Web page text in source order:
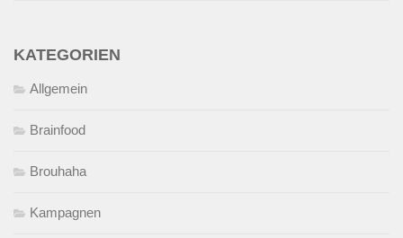
KATEGORIEN
Allgemein
Brainfood
Brouhaha
Kampagnen